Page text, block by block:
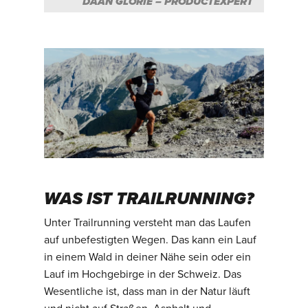
WAS IST TRAILRUNNING?
Unter Trailrunning versteht man das Laufen
auf unbefestigten Wegen. Das kann ein Lauf
in einem Wald in deiner Nähe sein oder ein
Lauf im Hochgebirge in der Schweiz. Das
Wesentliche ist, dass man in der Natur läuft